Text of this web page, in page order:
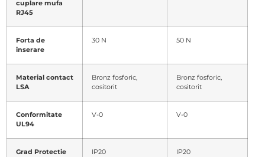
cuplare mufa
RJ45
Forta de
inserare
30 N 50 N
Material contact
LSA
Bronz fosforic,
cositorit
Bronz fosforic,
cositorit
Conformitate
UL94
V-0 V-0
Grad Protectie IP20 IP20